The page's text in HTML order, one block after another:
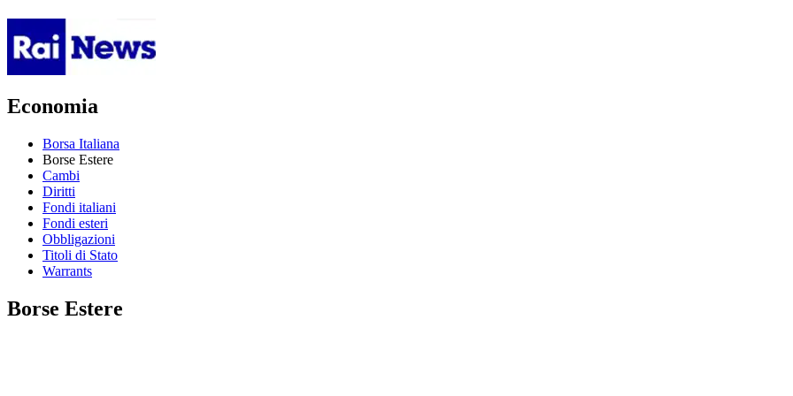
Economia
Borsa Italiana
Borse Estere
Cambi
Diritti
Fondi italiani
Fondi esteri
Obbligazioni
Titoli di Stato
Warrants
Borse Estere